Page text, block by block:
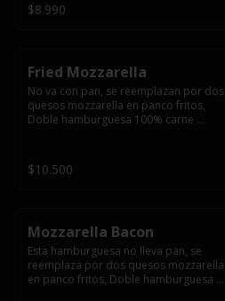
$8.990
Fried Mozzarella
No va con pan, se reemplazan por dos
quesos mozzarella en panco fritos,
Doble hamburguesa 100% carne
$10.500
Mozzarella Bacon
Esta hamburguesa no lleva pan, se
reemplaza por dos quesos mozzarella
en panco fritos, Doble hamburguesa